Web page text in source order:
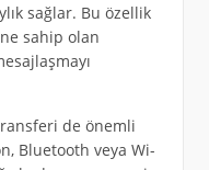
sağlar. Bu özellik
sahip olan
de önemli
Bluetooth veya Wi-